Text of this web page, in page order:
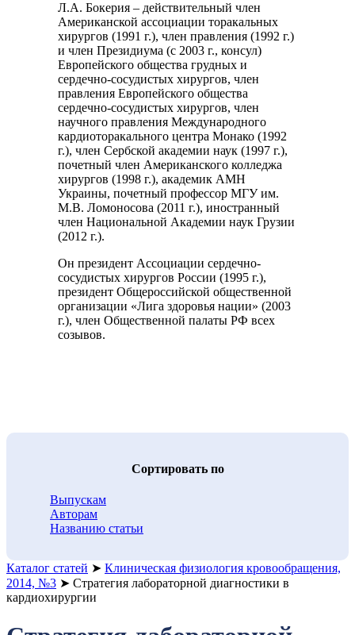
Л.А. Бокерия – действительный член
Американской ассоциации торакальных
хирургов (1991 г.), член правления (1992 г.)
и член Президиума (с 2003 г., консул)
Европейского общества грудных и
сердечно-сосудистых хирургов, член
правления Европейского общества
сердечно-сосудистых хирургов, член
научного правления Международного
кардиоторакального центра Монако (1992
г.), член Сербской академии наук (1997 г.),
почетный член Американского колледжа
хирургов (1998 г.), академик АМН
Украины, почетный профессор МГУ им.
М.В. Ломоносова (2011 г.), иностранный
член Национальной Академии наук Грузии
(2012 г.).
Он президент Ассоциации сердечно-
сосудистых хирургов России (1995 г.),
президент Общероссийской общественной
организации «Лига здоровья нации» (2003
г.), член Общественной палаты РФ всех
созывов.
Cортировать по
Выпускам
Авторам
Названию статьи
Каталог статей ➤ Клиническая физиология кровообращения,
2014, №3 ➤ Стратегия лабораторной диагностики в
кардиохирургии